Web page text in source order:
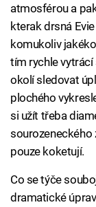
atmosférou a
kterak drsná
komukoliv
tím rychle vytrácí
okolí sledovat
plochého
si užít třeba
sourozeneckého
pouze koketují.
Co se týče
dramatické